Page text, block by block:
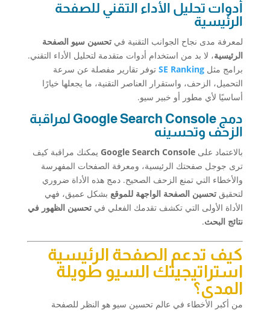
أدوات تحليل الأداء التقني للصفحة
الرئيسية
لمعرفة مدى نجاح الجوانب التقنية في تحسين سيو الصفحة
الرئيسية، لا بد من استخدام أدوات متقدمة لتحليل الأداء التقني.
برامج مثل SE Rankingتوفر تقارير مفصلة عن سرعة
التحميل، الزحف، واستقرار العناصر التقنية، ما يجعلها خيارًا
أساسيًا لأي مطور أو خبير سيو.
دمج Google Search Console لمراقبة
الزحف وتحسينه
بالاعتماد على Google Search Consoleيمكنك مراقبة كيف
ترى جوجل صفحتك الرئيسية، ومعرفة الصفحات المفهرسة
والأخطاء التي تمنع الزحف الصحيح. دمج هذه الأداة ضروري
لتحقيق تحسين الصفحة الواجهة للموقعبشكل عميق، فهي
الأداة الأولى التي تكشف تقدمك الفعلي في تحسين الظهور في
نتائج البحث.
كيف تدعم الصفحة الرئيسية
استراتيجيتك السيو طويلة
المدى؟
من أكبر الأخطاء في عالم تحسين سيو هو النظر للصفحة